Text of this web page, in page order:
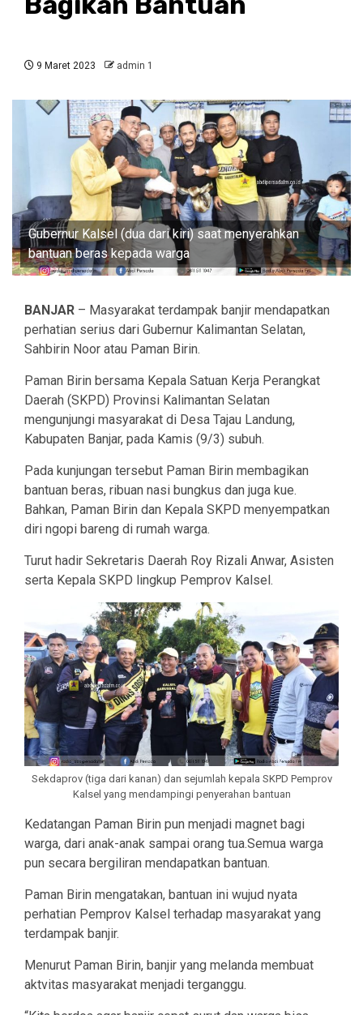
9 Maret 2023 admin 1
Gubernur Kalsel (dua dari kiri) saat menyerahkan
bantuan beras kepada warga
BANJAR – Masyarakat terdampak banjir mendapatkan
perhatian serius dari Gubernur Kalimantan Selatan,
Sahbirin Noor atau Paman Birin.
Paman Birin bersama Kepala Satuan Kerja Perangkat
Daerah (SKPD) Provinsi Kalimantan Selatan
mengunjungi masyarakat di Desa Tajau Landung,
Kabupaten Banjar, pada Kamis (9/3) subuh.
Pada kunjungan tersebut Paman Birin membagikan
bantuan beras, ribuan nasi bungkus dan juga kue.
Bahkan, Paman Birin dan Kepala SKPD menyempatkan
diri ngopi bareng di rumah warga.
Turut hadir Sekretaris Daerah Roy Rizali Anwar, Asisten
serta Kepala SKPD lingkup Pemprov Kalsel.
Sekdaprov (tiga dari kanan) dan sejumlah kepala SKPD Pemprov
Kalsel yang mendampingi penyerahan bantuan
Kedatangan Paman Birin pun menjadi magnet bagi
warga, dari anak-anak sampai orang tua.Semua warga
pun secara bergiliran mendapatkan bantuan.
Paman Birin mengatakan, bantuan ini wujud nyata
perhatian Pemprov Kalsel terhadap masyarakat yang
terdampak banjir.
Menurut Paman Birin, banjir yang melanda membuat
aktvitas masyarakat menjadi terganggu.